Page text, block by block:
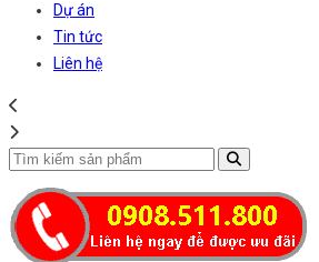
Dự án
Tin tức
Liên hệ